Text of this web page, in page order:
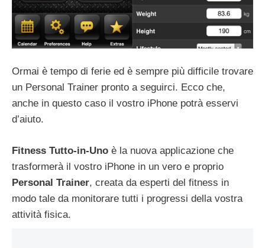
Ormai è tempo di ferie ed è sempre più difficile trovare
un Personal Trainer pronto a seguirci. Ecco che,
anche in questo caso il vostro iPhone potrà esservi
d’aiuto.
Fitness Tutto-in-Uno è la nuova applicazione che
trasformerà il vostro iPhone in un vero e proprio
Personal Trainer, creata da esperti del fitness in
modo tale da monitorare tutti i progressi della vostra
attività fisica.